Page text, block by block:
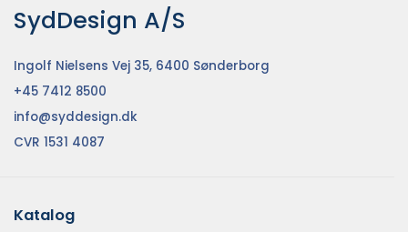
SydDesign A/S
Ingolf Nielsens Vej 35, 6400 Sønderborg
+45 7412 8500
info@syddesign.dk
CVR 1531 4087
Katalog